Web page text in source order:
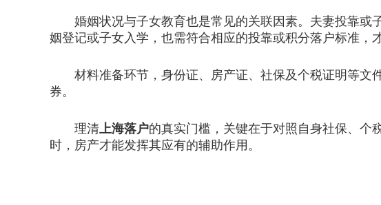
婚姻状况与子女教育也是常见的关联因素。夫妻投靠或
姻登记或子女入学，也需符合相应的投靠或积分落户标准，
材料准备环节，身份证、房产证、社保及个税证明等文
券。
理清上海落户的真实门槛，关键在于对照自身社保、个
时，房产才能发挥其应有的辅助作用。